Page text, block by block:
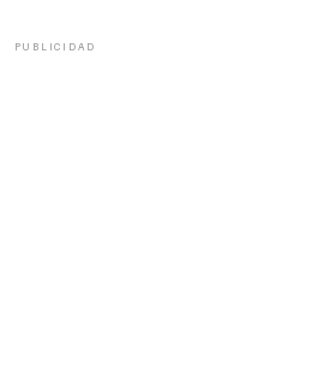
PUBLICIDAD